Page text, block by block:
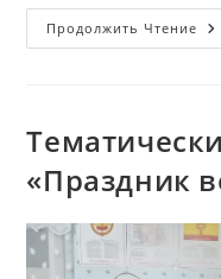
Продолжить Чтение
«Праздник